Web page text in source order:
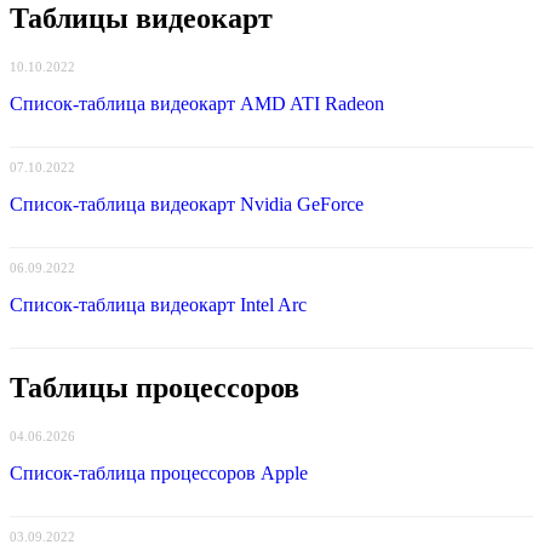
Таблицы видеокарт
10.10.2022
Список-таблица видеокарт AMD ATI Radeon
07.10.2022
Список-таблица видеокарт Nvidia GeForce
06.09.2022
Список-таблица видеокарт Intel Arc
Таблицы процессоров
04.06.2026
Список-таблица процессоров Apple
03.09.2022